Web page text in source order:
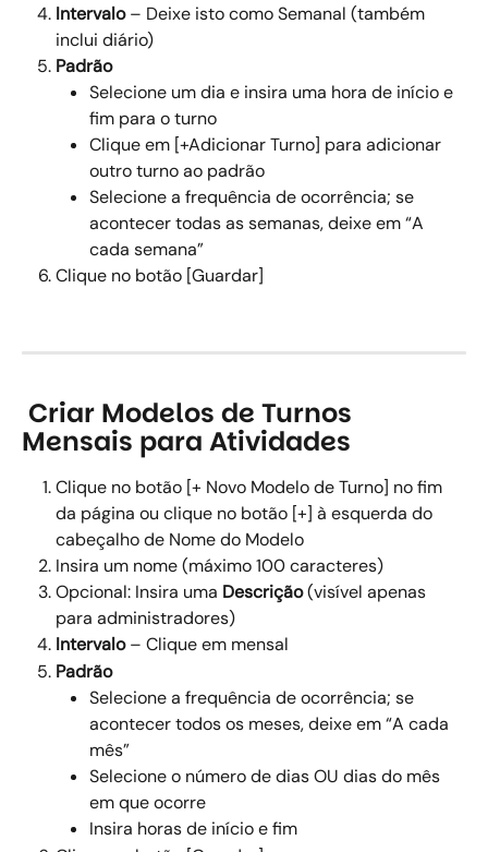
Intervalo – Deixe isto como Semanal (também
inclui diário)
Padrão
Selecione um dia e insira uma hora de início e
fim para o turno
Clique em [+Adicionar Turno] para adicionar
outro turno ao padrão
Selecione a frequência de ocorrência; se
acontecer todas as semanas, deixe em “A
cada semana”
Clique no botão [Guardar]
Mensais para Atividades
Clique no botão [+ Novo Modelo de Turno] no fim
da página ou clique no botão [+] à esquerda do
cabeçalho de Nome do Modelo
Insira um nome (máximo 100 caracteres)
Opcional: Insira uma Descrição (visível apenas
para administradores)
Intervalo – Clique em mensal
Padrão
Selecione a frequência de ocorrência; se
acontecer todos os meses, deixe em “A cada
mês”
Selecione o número de dias OU dias do mês
em que ocorre
Insira horas de início e fim